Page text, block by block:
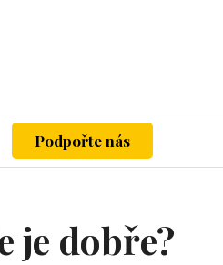
Podpořte nás
je dobře?